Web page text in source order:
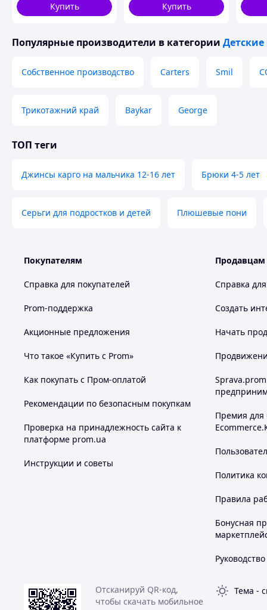
Купить
Купить
Популярные производители в категории
Собственное производство Carters Smil
Трикотажний край Baykar George
ТОП теги
Джинсы карго на мальчика 12-16 лет Брюки 4-5 лет
Серьги для подростков и детей Плюшевые пони
Покупателям
Справка для покупателей
Prom-поддержка
Акционные предложения
Что такое «Купить с Prom»
Как покупать с Пром-оплатой
Рекомендации по безопасным покупкам
Проверка на принадлежность сайта к
платформе prom.ua
Инструкции и советы
Продавцам
Справка
Создать
Начать
Премия для
Политика
Правила
Бонусная
Отсканируй QR-код,
чтобы скачать мобильное
Тема -